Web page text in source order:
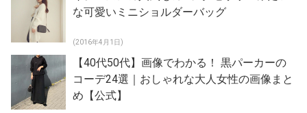
な可愛いミニショルダーバッグ
(2016年4月1日)
【40代50代】画像でわかる！ 黒パーカーの
コーデ24選｜おしゃれな大人女性の画像まと
め【公式】